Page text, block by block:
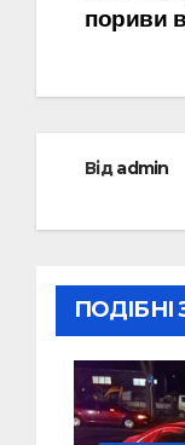
пориви
Відadmin
ПОДІБНІ